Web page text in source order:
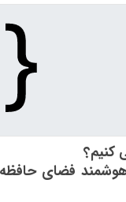
کنیم؟
فضای